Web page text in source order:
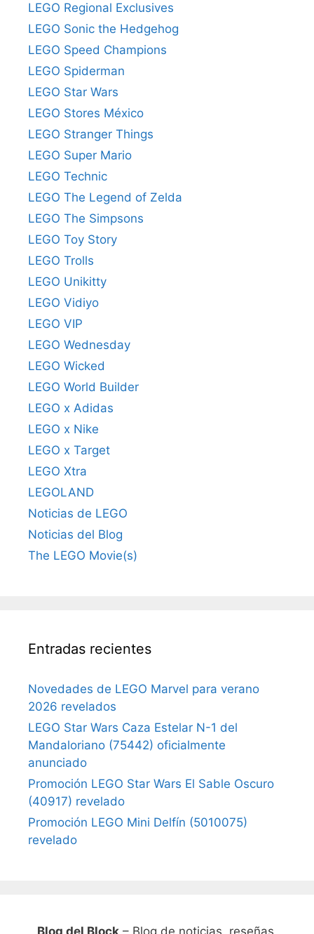
LEGO Regional Exclusives
LEGO Sonic the Hedgehog
LEGO Speed Champions
LEGO Spiderman
LEGO Star Wars
LEGO Stores México
LEGO Stranger Things
LEGO Super Mario
LEGO Technic
LEGO The Legend of Zelda
LEGO The Simpsons
LEGO Toy Story
LEGO Trolls
LEGO Unikitty
LEGO Vidiyo
LEGO VIP
LEGO Wednesday
LEGO Wicked
LEGO World Builder
LEGO x Adidas
LEGO x Nike
LEGO x Target
LEGO Xtra
LEGOLAND
Noticias de LEGO
Noticias del Blog
The LEGO Movie(s)
Entradas recientes
Novedades de LEGO Marvel para verano
2026 revelados
LEGO Star Wars Caza Estelar N-1 del
Mandaloriano (75442) oficialmente
anunciado
Promoción LEGO Star Wars El Sable Oscuro
(40917) revelado
Promoción LEGO Mini Delfín (5010075)
revelado